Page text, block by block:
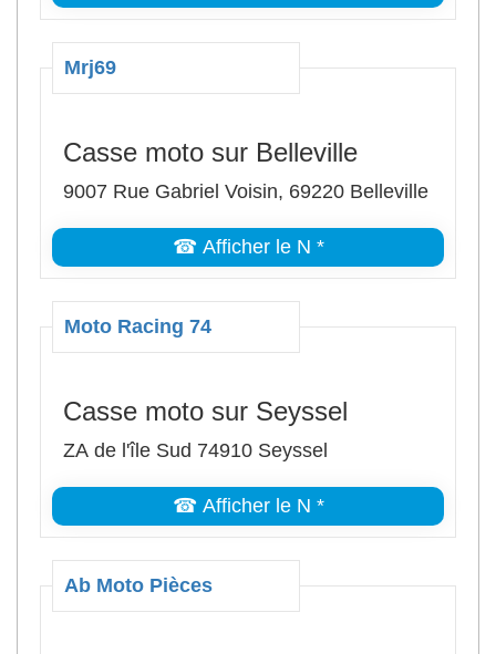
Mrj69
Casse moto sur Belleville
9007 Rue Gabriel Voisin, 69220 Belleville
☎ Afficher le N *
Moto Racing 74
Casse moto sur Seyssel
ZA de l'île Sud 74910 Seyssel
☎ Afficher le N *
Ab Moto Pièces